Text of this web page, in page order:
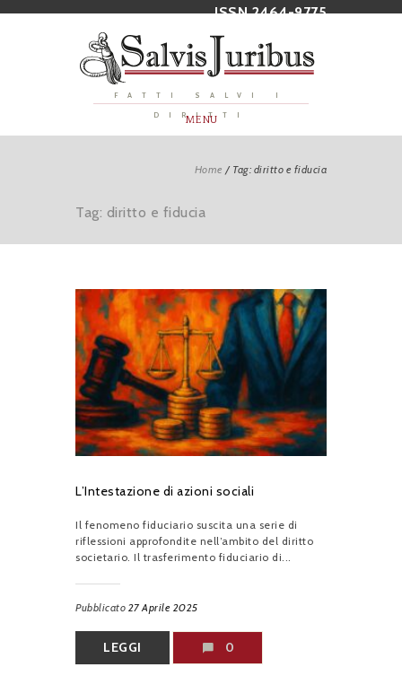
ISSN 2464-9775
FATTI SALVI I
DIRITTI
MENU
Home / Tag: diritto e fiducia
Tag: diritto e fiducia
L’Intestazione di azioni sociali
Il fenomeno fiduciario suscita una serie di
riflessioni approfondite nell’ambito del diritto
societario. Il trasferimento fiduciario di...
Pubblicato 27 Aprile 2025
LEGGI 0